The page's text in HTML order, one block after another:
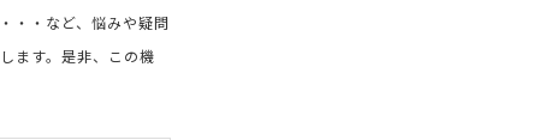
・・など、悩みや疑問
ます。是非、この機